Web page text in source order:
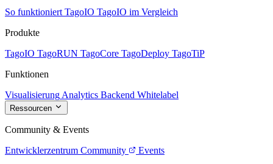
So funktioniert TagoIO TagoIO im Vergleich
Produkte
TagoIO TagoRUN TagoCore TagoDeploy TagoTiP
Funktionen
Visualisierung Analytics Backend Whitelabel
Ressourcen
Community & Events
Entwicklerzentrum Community
Events